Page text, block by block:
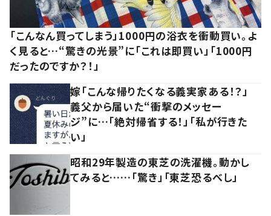
「こんなん買ってしまう」1000円の浴衣を衝動買い。よ
く見ると…“驚きの光景”に「これは即買い」「1000円
だったのですか？！」
嫁「こんな帰りたくなる義実家ある！？」
義父から届いた“衝撃のメッセー
ジ”に…「絶対帰省する！」「私が行きた
い」
昭和29年製造の東芝の洗濯機。動かし
てみると……「驚き」「東芝恐るべし」